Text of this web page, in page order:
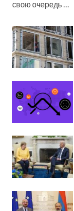
свою очередь …